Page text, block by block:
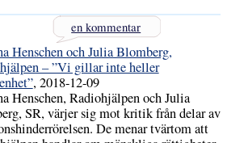
en kommentar
Henschen och Julia Blomberg,
– ”Vi gillar inte heller
, 2018-12-09
Henschen, Radiohjälpen och Julia
SR, värjer sig mot kritik från delar av
De menar tvärtom att